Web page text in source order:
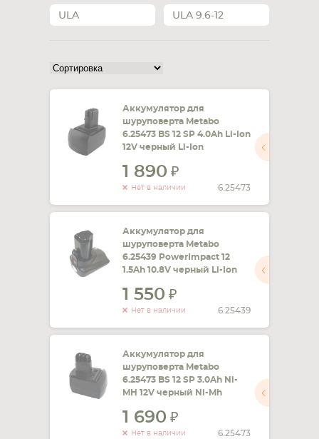
СМАРТФОНА КОМПЛЕКТУЮЩИЕ
ULA ULA 9.6-12
Аккумулятор для
шуруповерта Metabo
6.25473 BS 12 SP 4.0Ah Li-Ion
12V черный Li-Ion
1 890
Нет в наличии 6.25473
Аккумулятор для
шуруповерта Metabo
6.25439 PowerImpact 12
1.5Ah 10.8V черный Li-Ion
1 550
Нет в наличии 6.25439
Аккумулятор для
шуруповерта Metabo
6.25473 BS 12 SP 3.0Ah Ni-
MH 12V черный Ni-Mh
1 690
Нет в наличии 6.25473